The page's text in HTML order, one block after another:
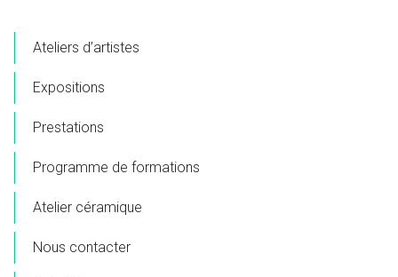
Ateliers d’artistes
Expositions
Prestations
Programme de formations
Atelier céramique
Nous contacter